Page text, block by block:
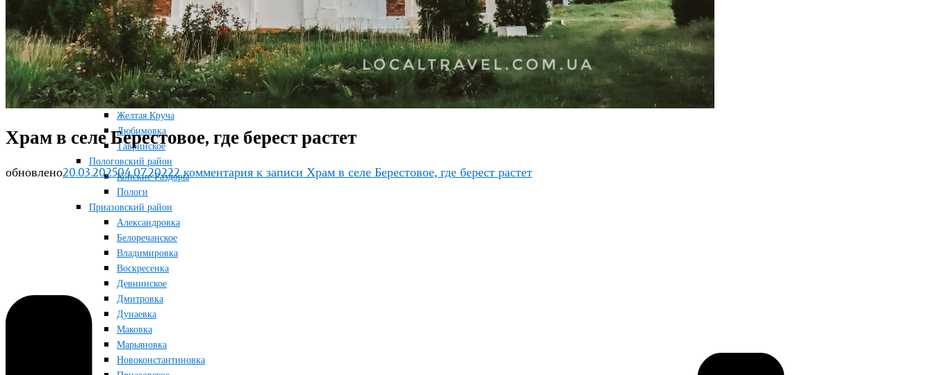
Марьяновка
Плодородное
Новониколаевский район
Новосоленое
Терноватое
Терсянка
Ореховский район
Желтая Круча
Любимовка
Таврийское
Пологовский район
Конские Раздоры
Пологи
Приазовский район
Александровка
Белоречанское
Владимировка
Воскресенка
Девнинское
Дмитровка
Дунаевка
Маковка
Марьяновка
Новоконстантиновка
Храм в селе Берестовое, где берест растет
обновлено20.03.202504.07.20222 комментария к записи Храм в селе Берестовое, где берест растет